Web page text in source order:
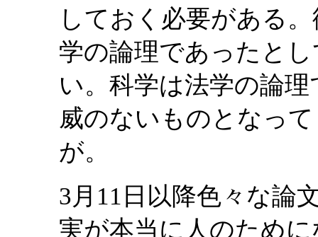
しておく必要がある
学の論理であったと
い。科学は法学の論
威のないものとなっ
が。
3月11日以降色々な論
実が本当に人のため